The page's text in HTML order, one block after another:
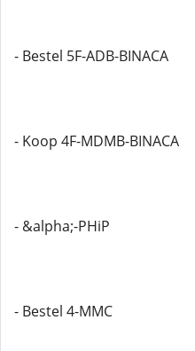
- Bestel 5F-ADB-BINACA
- Koop 4F-MDMB-BINACA
- &alpha;-PHiP
- Bestel 4-MMC